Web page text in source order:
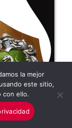
la mejor
este sitio,
con ello.